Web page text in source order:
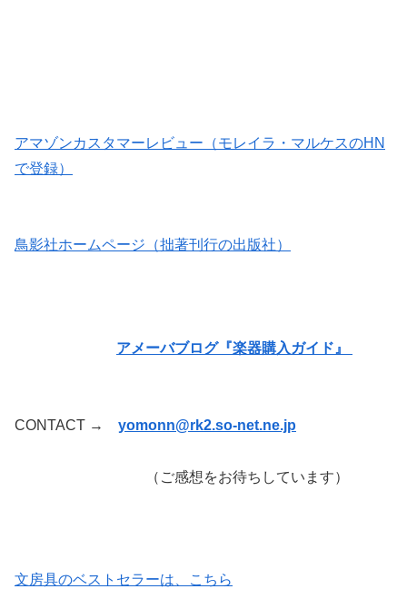
アマゾンカスタマーレビュー（モレイラ・マルケスのHN
で登録）
鳥影社ホームページ（拙著刊行の出版社）
アメーバブログ『楽器購入ガイド』
CONTACT → yomonn@rk2.so-net.ne.jp
（ご感想をお待ちしています）
文房具のベストセラーは、こちら